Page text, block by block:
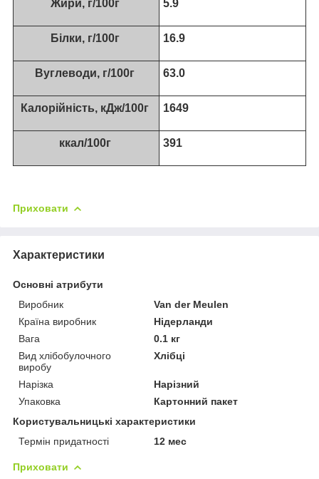
Жири, г/100г 5.9
Білки, г/100г 16.9
Вуглеводи, г/100г 63.0
Калорійність, кДж/100г 1649
ккал/100г 391
Приховати
Характеристики
Основні атрибути
Виробник
Van der Meulen
Країна виробник
Нідерланди
Вага
0.1 кг
Вид хлібобулочного
виробу
Хлібці
Нарізка
Нарізний
Упаковка
Картонний пакет
Користувальницькі характеристики
Термін придатності
12 мес
Приховати